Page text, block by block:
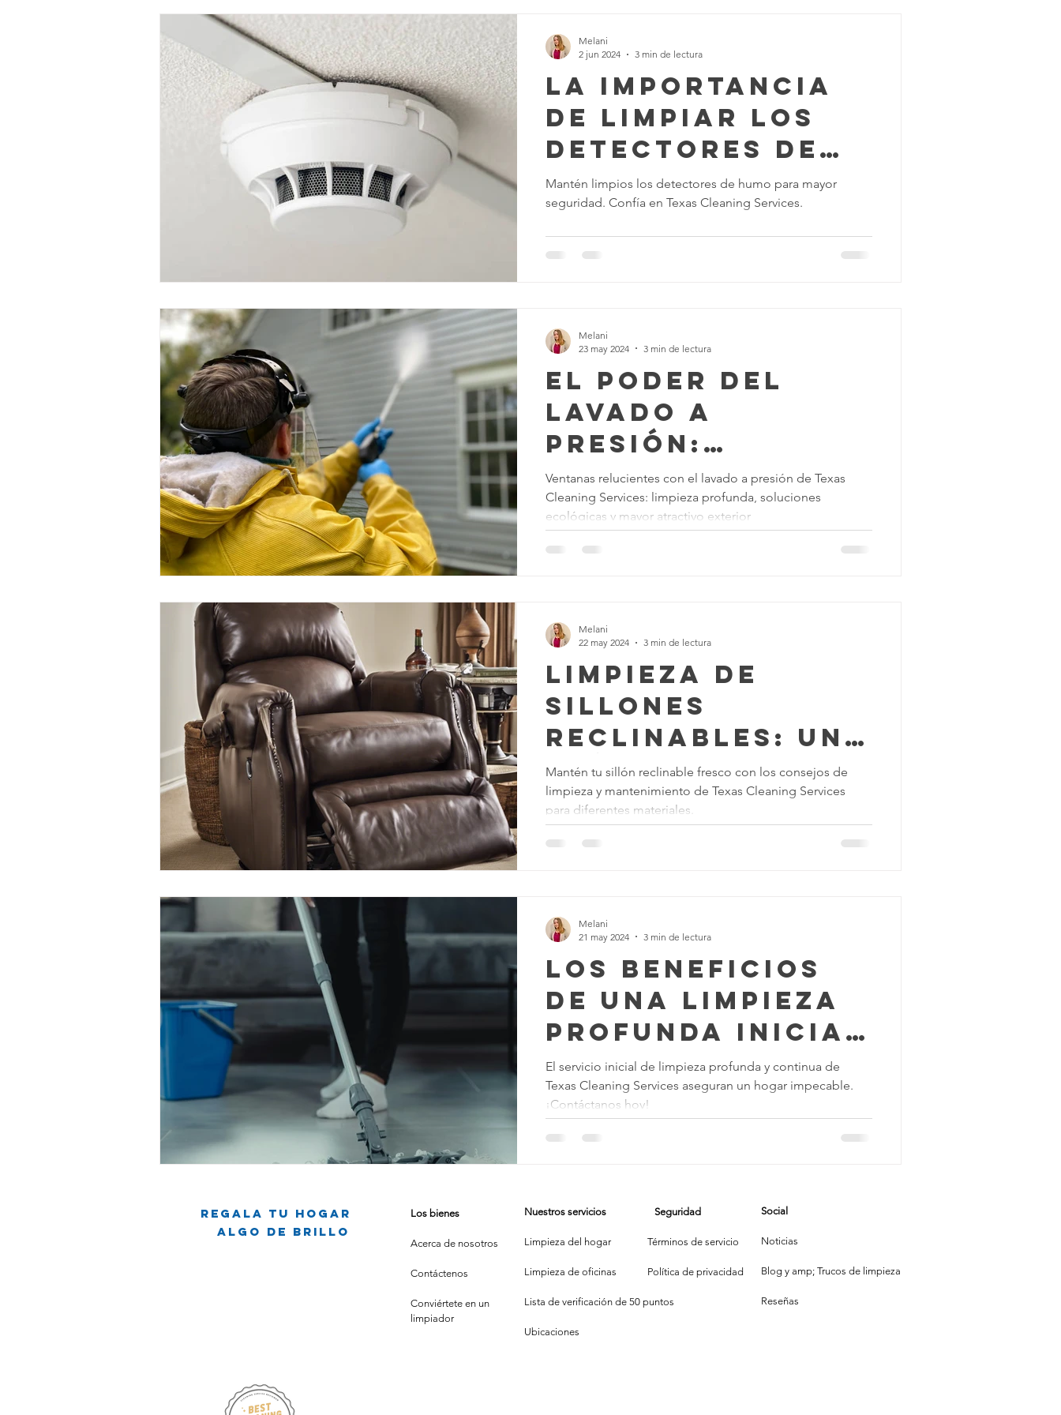
La Importancia
de Limpiar los
Detectores de
Humo de su
Hogar
Mantén limpios los detectores de humo para mayor
seguridad. Confía en Texas Cleaning Services.
Melani
2 jun 2024
3 min de lectura
El Poder del
Lavado a
Presión:
Ventanas
Cristalinas con
Texas Cleaning
Ventanas relucientes con el lavado a presión de Texas
Cleaning Services: limpieza profunda, soluciones
ecológicas y mayor atractivo exterior
Melani
23 may 2024
3 min de lectura
Limpieza de
Sillones
Reclinables: Una
Guía Completa
Mantén tu sillón reclinable fresco con los consejos de
limpieza y mantenimiento de Texas Cleaning Services
para diferentes materiales.
Melani
22 may 2024
3 min de lectura
Los Beneficios
De Una Limpieza
Profunda Inicial
Y Una Limpieza
Estándar
Continua Para
El servicio inicial de limpieza profunda y continua de
Texas Cleaning Services aseguran un hogar impecable.
¡Contáctanos hoy!
Melani
21 may 2024
3 min de lectura
Regala tu hogar
Algo de brillo
Los bienes
Acerca de nosotros
Contáctenos
Conviértete en un
limpiador
Nuestros servicios
Limpieza del hogar
Limpieza de oficinas
Lista de verificación de 50 puntos
Ubicaciones
Seguridad
Términos de servicio
Política de privacidad
Social
Noticias
Blog y amp; Trucos de limpieza
Reseñas